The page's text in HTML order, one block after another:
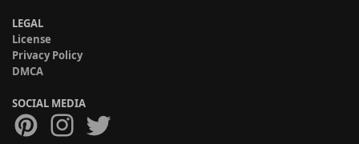
LEGAL
License
Privacy Policy
DMCA
SOCIAL MEDIA